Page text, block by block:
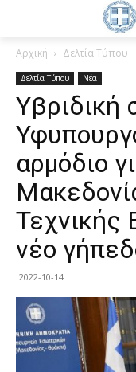
Αρχική Δελτία Τύπου
Δελτία Τύπου Νέα
Υβριδική
αρμόδιο
Τεχνικής
νέο
2022-10-14